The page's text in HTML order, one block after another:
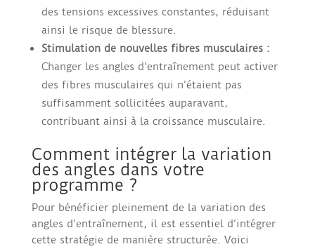
des tensions excessives constantes, réduisant
ainsi le risque de blessure.
Stimulation de nouvelles fibres musculaires :
Changer les angles d’entraînement peut activer
des fibres musculaires qui n’étaient pas
suffisamment sollicitées auparavant,
contribuant ainsi à la croissance musculaire.
Comment intégrer la variation
des angles dans votre
programme ?
Pour bénéficier pleinement de la variation des
angles d’entraînement, il est essentiel d’intégrer
cette stratégie de manière structurée. Voici